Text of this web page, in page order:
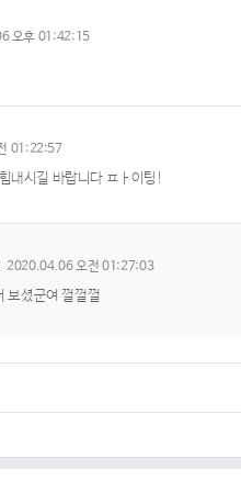
오후 01:42:15
01:22:57
내시길 바랍니다 ㅍㅏ이팅!
2020.04.06 오전 01:27:03
보셨군여 껄껄껄